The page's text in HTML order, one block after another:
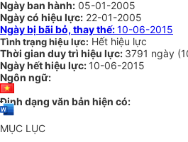
Ngày ban hành: 05-01-2005
Ngày có hiệu lực: 22-01-2005
Ngày bị bãi bỏ, thay thế:10-06-2015
Tình trạng hiệu lực: Hết hiệu lực
Thời gian duy trì hiệu lực: 3791 ngày (
Ngày hết hiệu lực: 10-06-2015
Ngôn ngữ:
Định dạng văn bản hiện có:
MỤC LỤC